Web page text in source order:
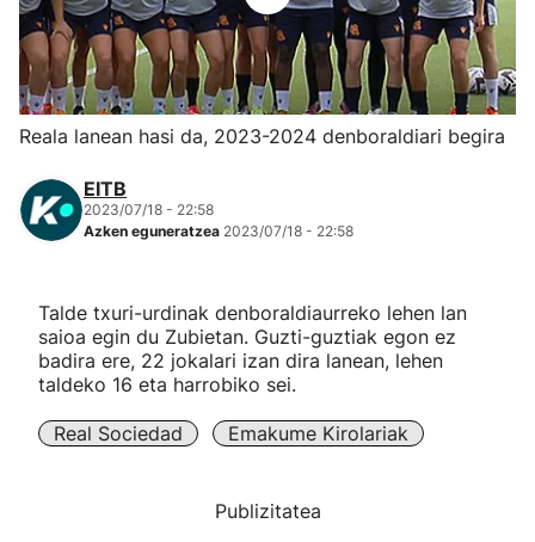
Herri-kirolak
Eskubaloia
Atletismoa
Mendi-lasterketak
Kirol gehiago
"Helmuga"
Reala lanean hasi da, 2023-2024 denboraldiari begira
EITB
2023/07/18 - 22:58
Azken eguneratzea 2023/07/18 - 22:58
Talde txuri-urdinak denboraldiaurreko lehen lan
saioa egin du Zubietan. Guzti-guztiak egon ez
badira ere, 22 jokalari izan dira lanean, lehen
taldeko 16 eta harrobiko sei.
Real Sociedad Emakume Kirolariak
Publizitatea